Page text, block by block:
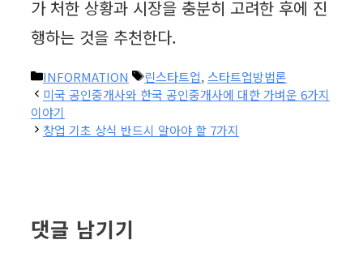
가 처한 상황과 시장을 충분히 고려한 후에 진
행하는 것을 추천한다.
카
테
고
리
INFORMATION
태
그
린스타트업, 스타트업방법론
미국 공인중개사와 한국 공인중개사에 대한 가벼운 6가지
이야기
창업 기초 상식 반드시 알아야 할 7가지
댓글 남기기